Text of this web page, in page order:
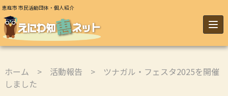
恵庭市 市民活動団体・個人紹介
ホーム > 活動報告 > ツナガル・フェスタ2025を開催
しました